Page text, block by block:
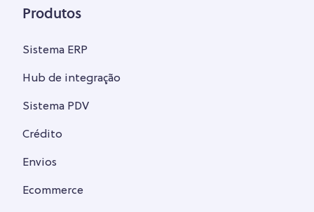
Produtos
Sistema ERP
Hub de integração
Sistema PDV
Crédito
Envios
Ecommerce